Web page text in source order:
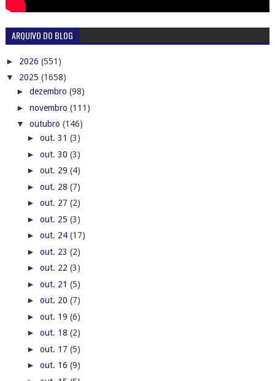
ARQUIVO DO BLOG
► 2026 (551)
▼ 2025 (1658)
► dezembro (98)
► novembro (111)
▼ outubro (146)
► out. 31 (3)
► out. 30 (3)
► out. 29 (4)
► out. 28 (7)
► out. 27 (2)
► out. 25 (3)
► out. 24 (17)
► out. 23 (2)
► out. 22 (3)
► out. 21 (5)
► out. 20 (7)
► out. 19 (6)
► out. 18 (2)
► out. 17 (5)
► out. 16 (9)